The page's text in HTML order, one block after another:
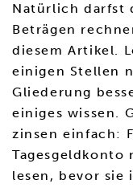
Natürlich darfst
Beträgen
diesem Artikel.
einigen Stellen
Gliederung
einiges wissen.
zinsen einfach:
Tagesgeldkonto
lesen, bevor sie